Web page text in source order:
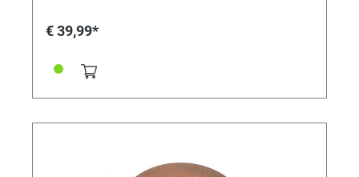
€ 39,99*